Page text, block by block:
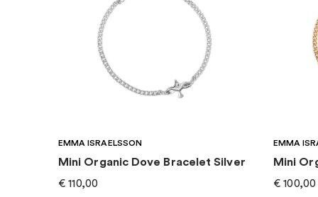
: 7332822266085
Kollektion Forever & Ever
Marke:
EMMA ISRAELSSON
Mini Organic Dove Bracelet Silver
€ 110,00
EMMA
Mini
€ 100,00